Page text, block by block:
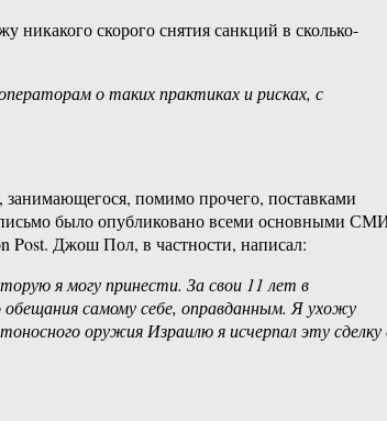
скорого снятия санкций в сколько-
о таких практиках и рисках, с
помимо прочего, поставками
письмо было опубликовано всеми основными
Post. Джош Пол, в частности, написал:
я могу принести. За свои 11 лет в
самому себе, оправданным. Я ухожу
оружия Израилю я исчерпал эту сделку